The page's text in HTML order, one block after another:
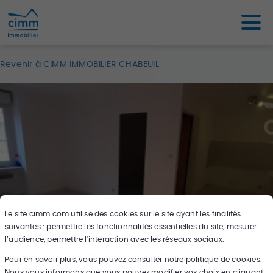
Le site cimm.comutilise des cookies sur le site ayant les finalités
suivantes : permettre les fonctionnalités essentielles du site, mesurer
l’audience, permettre l'interaction avec les réseaux sociaux.
Pour en savoir plus, vous pouvez consulter notre politique de cookies.
Revenir à CIMM IMMOBILIER CHABEUIL
4photos